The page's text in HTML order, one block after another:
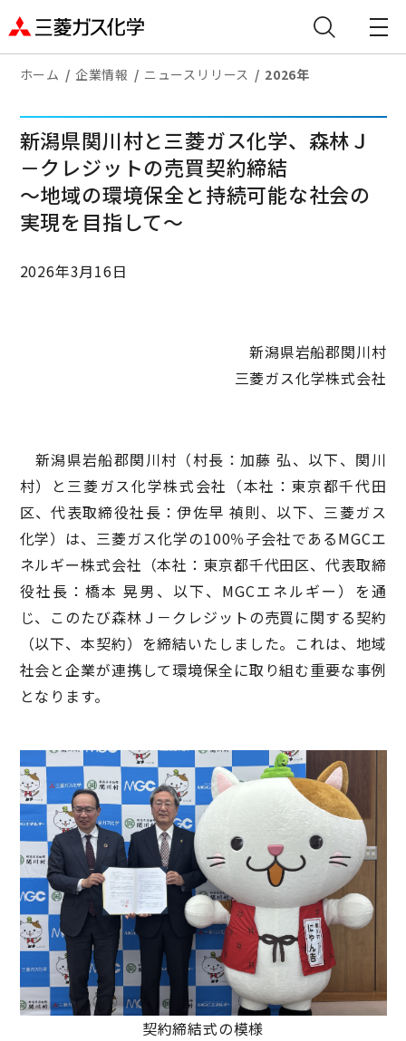
ホーム 企業情報 ニュースリリース 2026年
新潟県関川村と三菱ガス化学、森林Ｊ
－クレジットの売買契約締結
～地域の環境保全と持続可能な社会の
実現を目指して～
2026年3月16日
新潟県岩船郡関川村
三菱ガス化学株式会社
新潟県岩船郡関川村（村長：加藤 弘、以下、関川
村）と三菱ガス化学株式会社（本社：東京都千代田
区、代表取締役社長：伊佐早 禎則、以下、三菱ガス
化学）は、三菱ガス化学の100％子会社であるMGCエ
ネルギー株式会社（本社：東京都千代田区、代表取締
役社長：橋本 晃男、以下、MGCエネルギー）を通
じ、このたび森林Ｊ－クレジットの売買に関する契約
（以下、本契約）を締結いたしました。これは、地域
社会と企業が連携して環境保全に取り組む重要な事例
となります。
契約締結式の模様